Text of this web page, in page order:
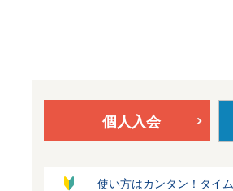
個人入会
使い方はカンタン！タイ